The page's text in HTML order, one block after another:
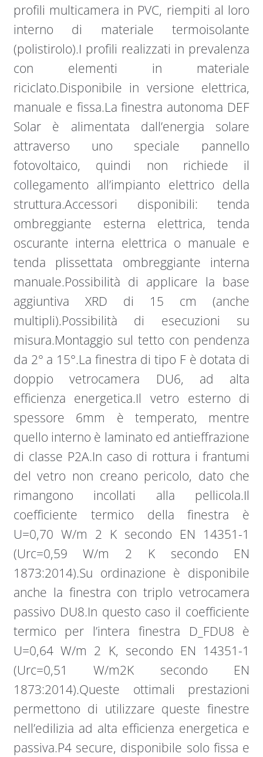
profili multicamera in PVC, riempiti al loro
interno di materiale termoisolante
(polistirolo).I profili realizzati in prevalenza
con elementi in materiale
riciclato.Disponibile in versione elettrica,
manuale e fissa.La finestra autonoma DEF
Solar è alimentata dall’energia solare
attraverso uno speciale pannello
fotovoltaico, quindi non richiede il
collegamento all’impianto elettrico della
struttura.Accessori disponibili: tenda
ombreggiante esterna elettrica, tenda
oscurante interna elettrica o manuale e
tenda plissettata ombreggiante interna
manuale.Possibilità di applicare la base
aggiuntiva XRD di 15 cm (anche
multipli).Possibilità di esecuzioni su
misura.Montaggio sul tetto con pendenza
da 2° a 15°.La finestra di tipo F è dotata di
doppio vetrocamera DU6, ad alta
efficienza energetica.Il vetro esterno di
spessore 6mm è temperato, mentre
quello interno è laminato ed antieffrazione
di classe P2A.In caso di rottura i frantumi
del vetro non creano pericolo, dato che
rimangono incollati alla pellicola.Il
coefficiente termico della finestra è
U=0,70 W/m 2 K secondo EN 14351-1
(Urc=0,59 W/m 2 K secondo EN
1873:2014).Su ordinazione è disponibile
anche la finestra con triplo vetrocamera
passivo DU8.In questo caso il coefficiente
termico per l’intera finestra D_FDU8 è
U=0,64 W/m 2 K, secondo EN 14351-1
(Urc=0,51 W/m2K secondo EN
1873:2014).Queste ottimali prestazioni
permettono di utilizzare queste finestre
nell’edilizia ad alta efficienza energetica e
passiva.P4 secure, disponibile solo fissa e